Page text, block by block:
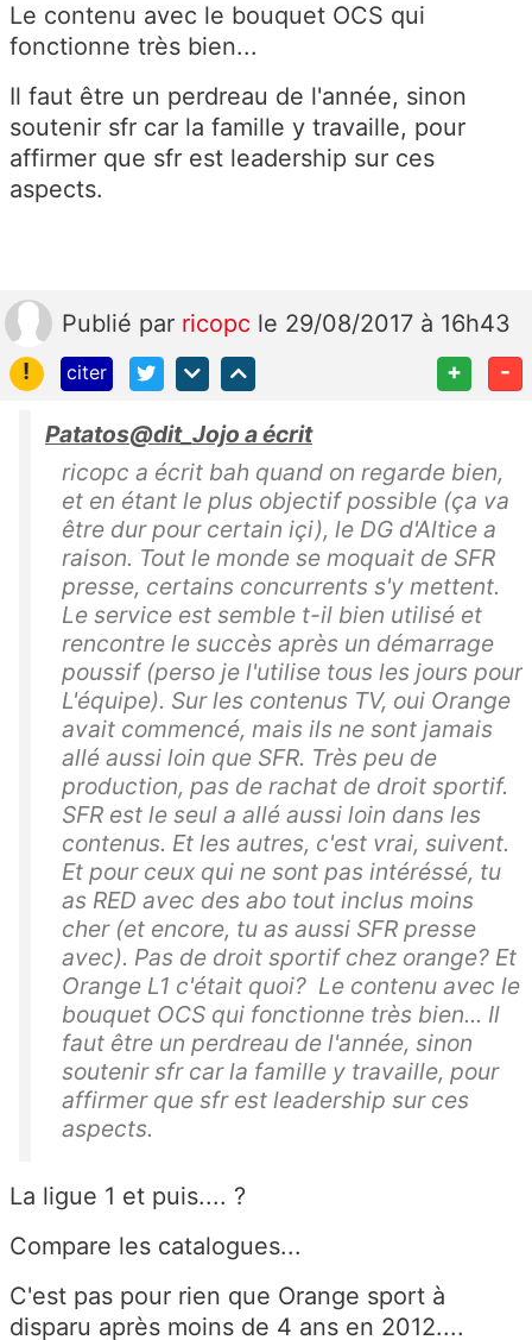
Le contenu avec le bouquet OCS qui
fonctionne très bien...
Il faut être un perdreau de l'année, sinon
soutenir sfr car la famille y travaille, pour
affirmer que sfr est leadership sur ces
aspects.
Publié par ricopc le 29/08/2017 à 16h43
!
citer + -
Patatos@dit_Jojo a écrit
ricopc a écrit bah quand on regarde bien,
et en étant le plus objectif possible (ça va
être dur pour certain içi), le DG d'Altice a
raison. Tout le monde se moquait de SFR
presse, certains concurrents s'y mettent.
Le service est semble t-il bien utilisé et
rencontre le succès après un démarrage
poussif (perso je l'utilise tous les jours pour
L'équipe). Sur les contenus TV, oui Orange
avait commencé, mais ils ne sont jamais
allé aussi loin que SFR. Très peu de
production, pas de rachat de droit sportif.
SFR est le seul a allé aussi loin dans les
contenus. Et les autres, c'est vrai, suivent.
Et pour ceux qui ne sont pas intéréssé, tu
as RED avec des abo tout inclus moins
cher (et encore, tu as aussi SFR presse
avec). Pas de droit sportif chez orange? Et
Orange L1 c'était quoi? Le contenu avec le
bouquet OCS qui fonctionne très bien... Il
faut être un perdreau de l'année, sinon
soutenir sfr car la famille y travaille, pour
affirmer que sfr est leadership sur ces
aspects.
La ligue 1 et puis.... ?
Compare les catalogues...
C'est pas pour rien que Orange sport à
disparu après moins de 4 ans en 2012....